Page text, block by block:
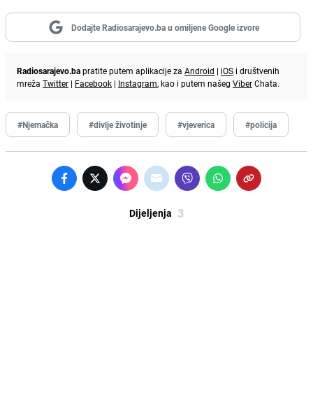
Dodajte Radiosarajevo.ba u omiljene Google izvore
Radiosarajevo.bapratite putem aplikacije za Android | iOS i društvenih
mreža Twitter | Facebook | Instagram, kao i putem našeg ViberChata.
#Njemačka #divlje životinje #vjeverica #policija
Dijeljenja 3